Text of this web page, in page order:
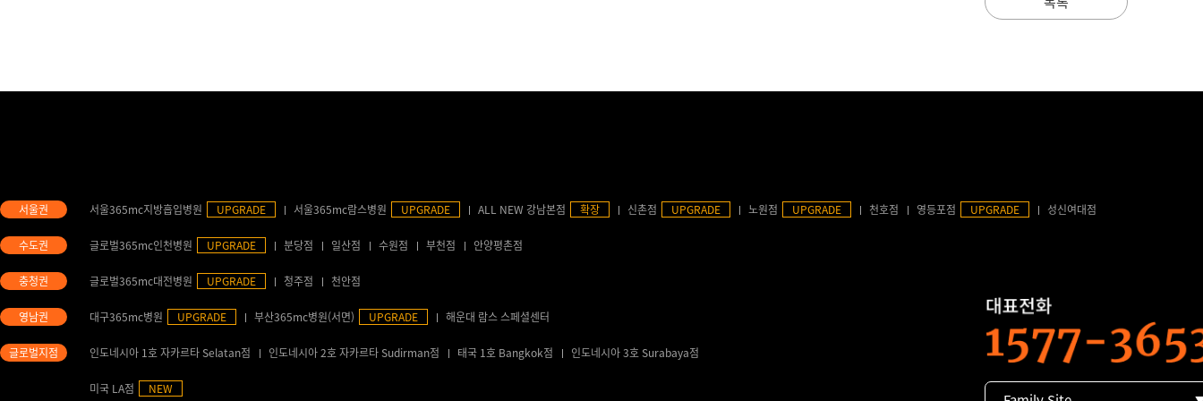
서울365mc지방흡입병원 UPGRADE 서울365mc람스병원 UPGRADE ALL NEW 강남본점 확장 신촌점 UPGRADE 노원점 UPGRADE 천호점 영등포점 UPGRADE 성신여대점
글로벌365mc인천병원 UPGRADE 분당점 일산점 수원점 부천점 안양평촌점
글로벌365mc대전병원 UPGRADE 청주점 천안점
대구365mc병원 UPGRADE 부산365mc병원(서면) UPGRADE 해운대 람스 스페셜센터
인도네시아 1호 자카르타 Selatan점 인도네시아 2호 자카르타 Sudirman점 태국 1호 Bangkok점 인도네시아 3호 Surabaya점
미국 LA점 NEW